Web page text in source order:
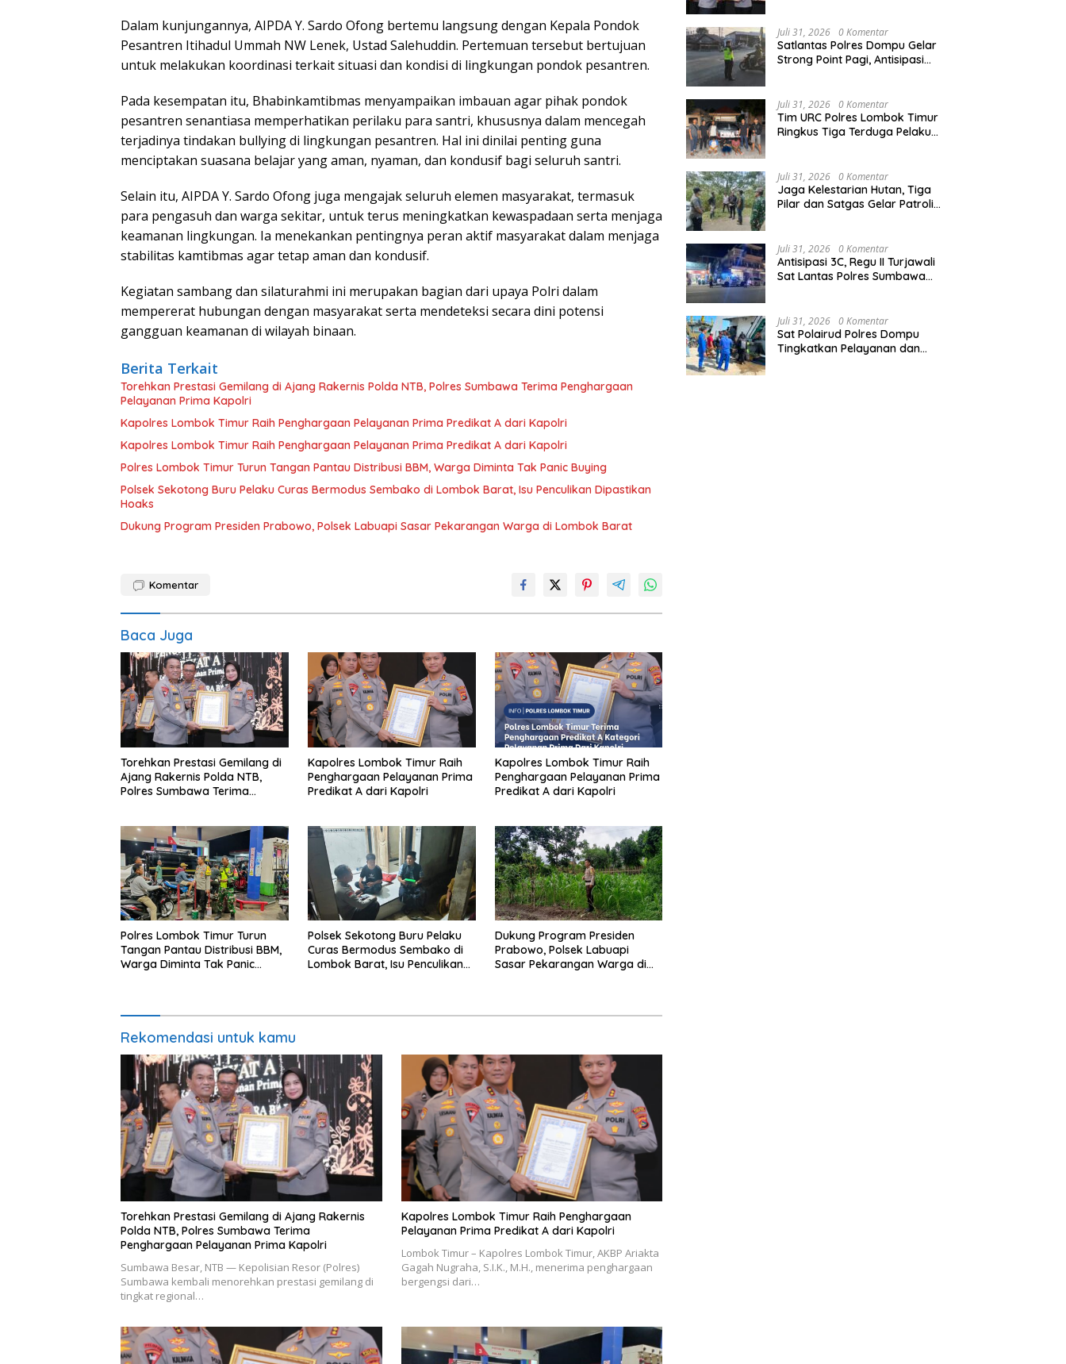
Dalam kunjungannya, AIPDA Y. Sardo Ofong bertemu langsung dengan Kepala Pondok
Pesantren Itihadul Ummah NW Lenek, Ustad Salehuddin. Pertemuan tersebut bertujuan
untuk melakukan koordinasi terkait situasi dan kondisi di lingkungan pondok pesantren.
Pada kesempatan itu, Bhabinkamtibmas menyampaikan imbauan agar pihak pondok
pesantren senantiasa memperhatikan perilaku para santri, khususnya dalam mencegah
terjadinya tindakan bullying di lingkungan pesantren. Hal ini dinilai penting guna
menciptakan suasana belajar yang aman, nyaman, dan kondusif bagi seluruh santri.
Selain itu, AIPDA Y. Sardo Ofong juga mengajak seluruh elemen masyarakat, termasuk
para pengasuh dan warga sekitar, untuk terus meningkatkan kewaspadaan serta menjaga
keamanan lingkungan. Ia menekankan pentingnya peran aktif masyarakat dalam menjaga
stabilitas kamtibmas agar tetap aman dan kondusif.
Kegiatan sambang dan silaturahmi ini merupakan bagian dari upaya Polri dalam
mempererat hubungan dengan masyarakat serta mendeteksi secara dini potensi
gangguan keamanan di wilayah binaan.
Berita Terkait
Torehkan Prestasi Gemilang di Ajang Rakernis Polda NTB, Polres Sumbawa Terima Penghargaan
Pelayanan Prima Kapolri
Kapolres Lombok Timur Raih Penghargaan Pelayanan Prima Predikat A dari Kapolri
Kapolres Lombok Timur Raih Penghargaan Pelayanan Prima Predikat A dari Kapolri
Polres Lombok Timur Turun Tangan Pantau Distribusi BBM, Warga Diminta Tak Panic Buying
Polsek Sekotong Buru Pelaku Curas Bermodus Sembako di Lombok Barat, Isu Penculikan Dipastikan
Hoaks
Dukung Program Presiden Prabowo, Polsek Labuapi Sasar Pekarangan Warga di Lombok Barat
Komentar
Baca Juga
Torehkan Prestasi Gemilang di
Ajang Rakernis Polda NTB,
Polres Sumbawa Terima
Kapolres Lombok Timur Raih
Penghargaan Pelayanan Prima
Predikat A dari Kapolri
Kapolres Lombok Timur Raih
Penghargaan Pelayanan Prima
Predikat A dari Kapolri
Polres Lombok Timur Turun
Tangan Pantau Distribusi BBM,
Warga Diminta Tak Panic
Polsek Sekotong Buru Pelaku
Curas Bermodus Sembako di
Lombok Barat, Isu Penculikan
Dukung Program Presiden
Prabowo, Polsek Labuapi
Sasar Pekarangan Warga di
Rekomendasi untuk kamu
Torehkan Prestasi Gemilang di Ajang Rakernis
Polda NTB, Polres Sumbawa Terima
Penghargaan Pelayanan Prima Kapolri
Sumbawa Besar, NTB — Kepolisian Resor (Polres)
Sumbawa kembali menorehkan prestasi gemilang di
tingkat regional…
Kapolres Lombok Timur Raih Penghargaan
Pelayanan Prima Predikat A dari Kapolri
Lombok Timur – Kapolres Lombok Timur, AKBP Ariakta
Gagah Nugraha, S.I.K., M.H., menerima penghargaan
bergengsi dari…
Kapolri
Juli 31, 2026 0 Komentar
Satlantas Polres Dompu Gelar
Strong Point Pagi, Antisipasi
Juli 31, 2026 0 Komentar
Tim URC Polres Lombok Timur
Ringkus Tiga Terduga Pelaku
Juli 31, 2026 0 Komentar
Jaga Kelestarian Hutan, Tiga
Pilar dan Satgas Gelar Patroli
Juli 31, 2026 0 Komentar
Antisipasi 3C, Regu II Turjawali
Sat Lantas Polres Sumbawa
Juli 31, 2026 0 Komentar
Sat Polairud Polres Dompu
Tingkatkan Pelayanan dan